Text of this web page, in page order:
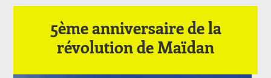
5ème anniversaire de la
révolution de Maïdan